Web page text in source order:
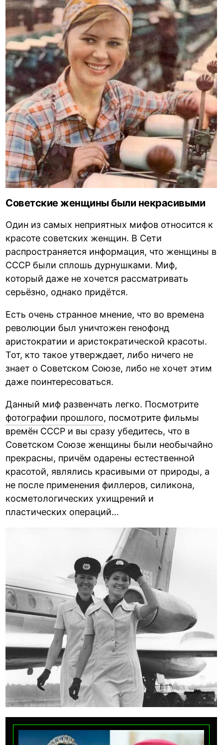
Советские женщины были некрасивыми
Один из самых неприятных мифов относится к
красоте советских женщин. В Сети
распространяется информация, что женщины в
СССР были сплошь дурнушками. Миф,
который даже не хочется рассматривать
серьёзно, однако придётся.
Есть очень странное мнение, что во времена
революции был уничтожен генофонд
аристократии и аристократической красоты.
Тот, кто такое утверждает, либо ничего не
знает о Советском Союзе, либо не хочет этим
даже поинтересоваться.
Данный миф развенчать легко. Посмотрите
фотографии прошлого, посмотрите фильмы
времён СССР и вы сразу убедитесь, что в
Советском Союзе женщины были необычайно
прекрасны, причём одарены естественной
красотой, являлись красивыми от природы, а
не после применения филлеров, силикона,
косметологических ухищрений и
пластических операций…